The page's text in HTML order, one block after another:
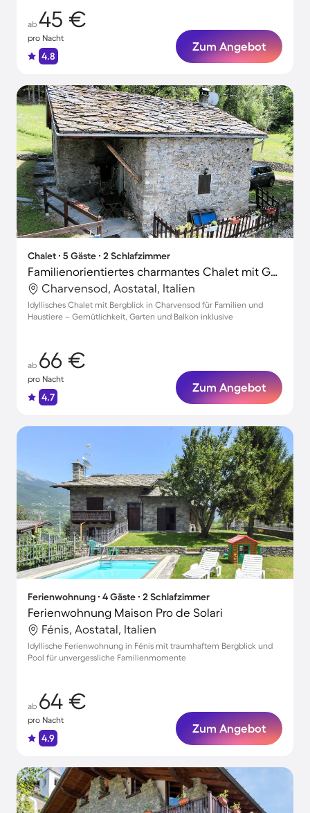
ab 45 €
pro Nacht
4.8
Zum Angebot
Chalet ∙ 5 Gäste ∙ 2 Schlafzimmer
Familienorientiertes charmantes Chalet mit Garten und Grill | Stadtblick | Haustiere sind willkommen
Charvensod, Aostatal, Italien
Idyllisches Chalet mit Bergblick in Charvensod für Familien und
Haustiere – Gemütlichkeit, Garten und Balkon inklusive
ab 66 €
pro Nacht
4.7
Zum Angebot
Ferienwohnung ∙ 4 Gäste ∙ 2 Schlafzimmer
Ferienwohnung Maison Pro de Solari
Fénis, Aostatal, Italien
Idyllische Ferienwohnung in Fénis mit traumhaftem Bergblick und
Pool für unvergessliche Familienmomente
ab 64 €
pro Nacht
4.9
Zum Angebot